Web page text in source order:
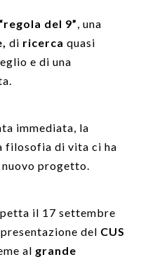
“regola del 9”, una
di ricerca quasi
e di una
immediata, la
filosofia di vita ci ha
progetto.
il 17 settembre
del CUS
al grande